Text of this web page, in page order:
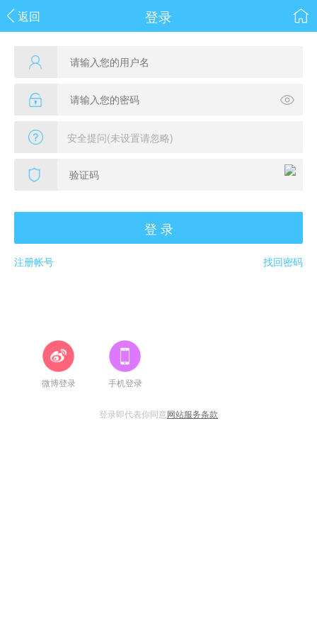
返回 登录
登 录
注册帐号 找回密码
微博登录 手机登录
登录即代表你同意网站服务条款